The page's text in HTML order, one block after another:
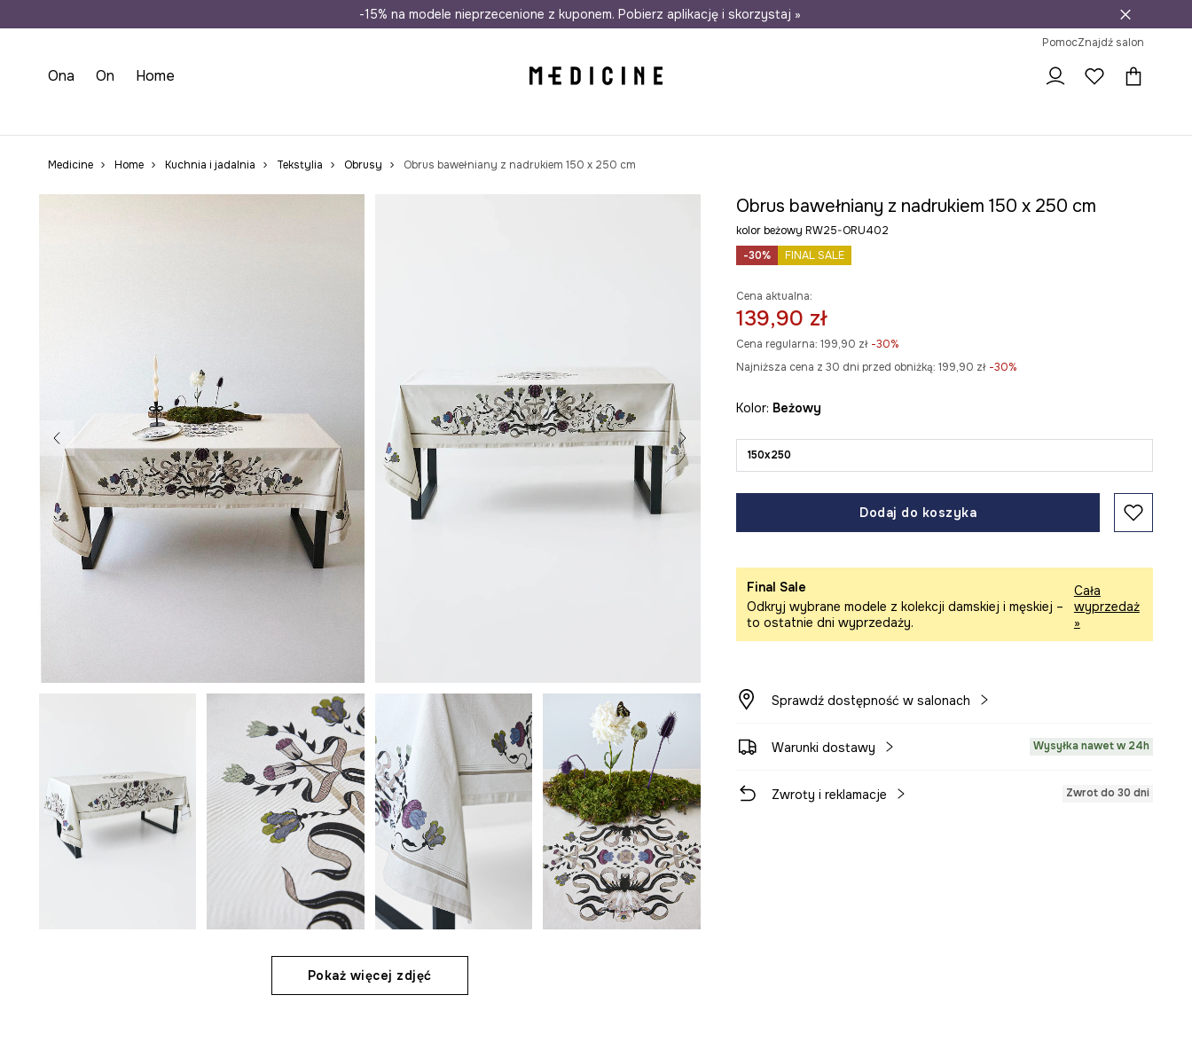
Wysyłka nawet w 24h Darmowa dostawa do salonów 30 dni na zwrot
-15% na modele nieprzecenione z kuponem. Pobierz aplikację i skorzystaj »
PomocZnajdź salon
Ona On Home
Medicine Home Kuchnia i jadalnia Tekstylia Obrusy Obrus bawełniany z nadrukiem 150 x 250 cm
Pokaż więcej zdjęć
Obrus bawełniany z nadrukiem 150 x 250 cm
kolor beżowy RW25-ORU402
-30%
FINAL SALE
Cena aktualna:
139,90 zł
Cena regularna: 199,90 zł-30%
Najniższa cena z 30 dni przed obniżką: 199,90 zł -30%
Kolor: beżowy
150x250
Dodaj do koszyka
Final Sale
Odkryj wybrane modele z kolekcji damskiej i męskiej –
to ostatnie dni wyprzedaży.
Cała
wyprzedaż
»
Sprawdź dostępność w salonach
Warunki dostawy Wysyłka nawet w 24h
Zwroty i reklamacje Zwrot do 30 dni